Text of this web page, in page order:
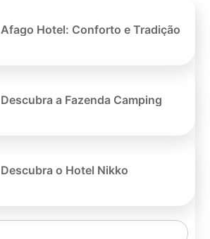
Afago Hotel: Conforto e Tradição
Descubra a Fazenda Camping
Descubra o Hotel Nikko